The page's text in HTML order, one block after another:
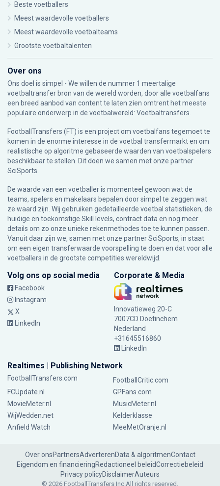
Beste voetballers
Meest waardevolle voetballers
Meest waardevolle voetbalteams
Grootste voetbaltalenten
Over ons
Ons doel is simpel - We willen de nummer 1 meertalige
voetbaltransfer bron van de wereld worden, door alle voetbalfans
een breed aanbod van content te laten zien omtrent het meeste
populaire onderwerp in de voetbalwereld: Voetbaltransfers.
FootballTransfers (FT) is een project om voetbalfans tegemoet te
komen in de enorme interesse in de voetbal transfermarkt en om
realistische op algoritme gebaseerde waarden van voetbalspelers
beschikbaar te stellen. Dit doen we samen met onze partner
SciSports
De waarde van een voetballer is momenteel gewoon wat de
teams, spelers en makelaars bepalen door simpel te zeggen wat
ze waard zijn. Wij gebruiken gedetailleerde voetbal statistieken, de
huidige en toekomstige Skill levels, contract data en nog meer
details om zo onze unieke rekenmethodes toe te kunnen passen.
Vanuit daar zijn we, samen met onze partner SciSports, in staat
om een eigen transferwaarde voorspelling te doen en dat voor alle
voetballers in de grootste competities wereldwijd.
Volg ons op social media
Facebook
Instagram
X
LinkedIn
Corporate & Media
Innovatieweg 20-C
7007CD Doetinchem
Nederland
+31645516860
LinkedIn
Realtimes | Publishing Network
FootballTransfers.com
FootballCritic.com
FCUpdate.nl
GPFans.com
MovieMeter.nl
MusicMeter.nl
WijWedden.net
Kelderklasse
Anfield Watch
MeeMetOranje.nl
Over onsPartnersAdverterenData & algoritmenContact
Eigendom en financieringRedactioneel beleidCorrectiebeleid
Privacy policyDisclaimerAuteurs
© 2026 FootballTransfers Inc.All rights reserved.